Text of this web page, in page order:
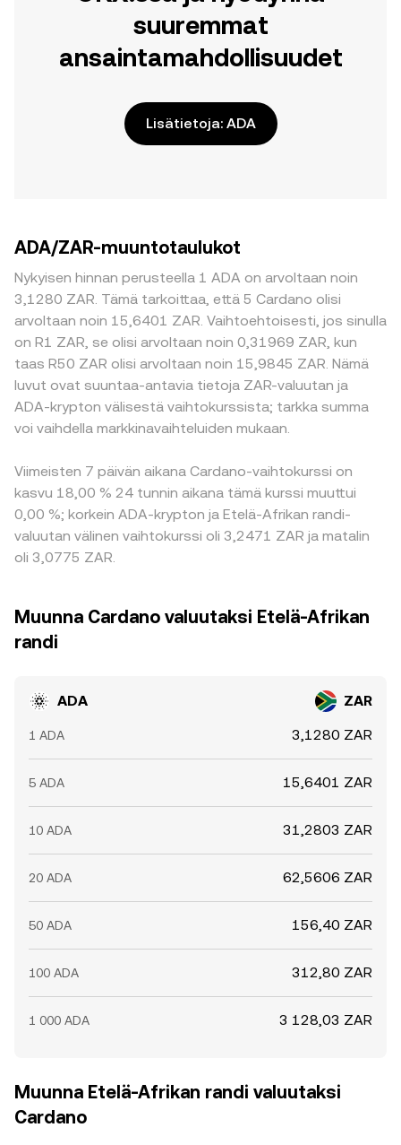
suuremmat
ansaintamahdollisuudet
Lisätietoja: ADA
ADA/ZAR-muuntotaulukot
Nykyisen hinnan perusteella 1 ADA on arvoltaan noin
3,1280 ZAR. Tämä tarkoittaa, että 5 Cardano olisi
arvoltaan noin 15,6401 ZAR. Vaihtoehtoisesti, jos sinulla
on R1 ZAR, se olisi arvoltaan noin 0,31969 ZAR, kun
taas R50 ZAR olisi arvoltaan noin 15,9845 ZAR. Nämä
luvut ovat suuntaa-antavia tietoja ZAR-valuutan ja
ADA-krypton välisestä vaihtokurssista; tarkka summa
voi vaihdella markkinavaihteluiden mukaan.
Viimeisten 7 päivän aikana Cardano-vaihtokurssi on
kasvu 18,00 % 24 tunnin aikana tämä kurssi muuttui
0,00 %; korkein ADA-krypton ja Etelä-Afrikan randi-
valuutan välinen vaihtokurssi oli 3,2471 ZAR ja matalin
oli 3,0775 ZAR.
Muunna Cardano valuutaksi Etelä-Afrikan
randi
ADA ZAR
1 ADA 3,1280 ZAR
5 ADA 15,6401 ZAR
10 ADA 31,2803 ZAR
20 ADA 62,5606 ZAR
50 ADA 156,40 ZAR
100 ADA 312,80 ZAR
1 000 ADA 3 128,03 ZAR
Muunna Etelä-Afrikan randi valuutaksi
Cardano